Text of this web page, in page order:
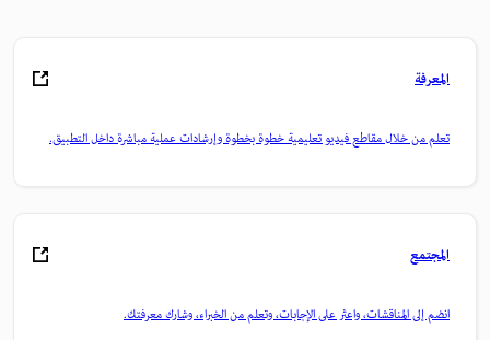
المعرفة
تعلم من خلال مقاطع فيديو تعليمية خطوة بخطوة وإرشادات عملية مباشرة داخل التطبيق.
المجتمع
انضم إلى المناقشات، واعثر على الإجابات، وتعلم من الخبراء، وشارك معرفتك.